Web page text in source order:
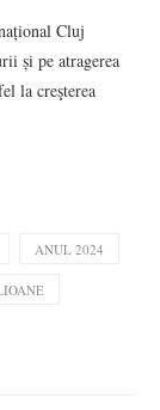
Cluj
și pe atragerea
la creşterea
ANUL 2024